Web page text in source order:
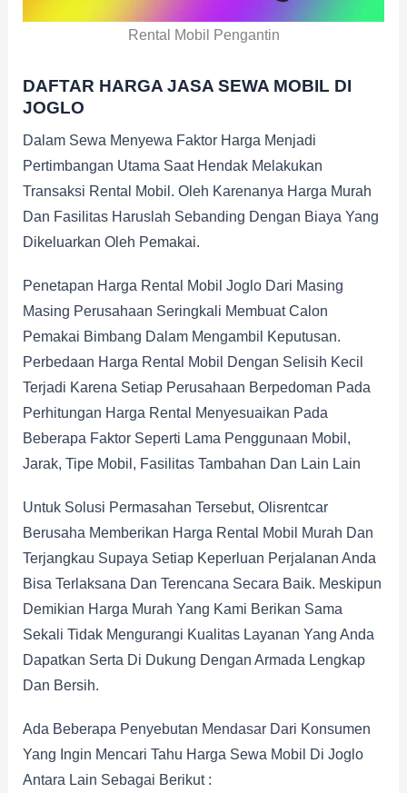
Rental Mobil Pengantin
DAFTAR HARGA JASA SEWA MOBIL DI
JOGLO
Dalam Sewa Menyewa Faktor Harga Menjadi
Pertimbangan Utama Saat Hendak Melakukan
Transaksi Rental Mobil. Oleh Karenanya Harga Murah
Dan Fasilitas Haruslah Sebanding Dengan Biaya Yang
Dikeluarkan Oleh Pemakai.
Penetapan Harga Rental Mobil Joglo Dari Masing
Masing Perusahaan Seringkali Membuat Calon
Pemakai Bimbang Dalam Mengambil Keputusan.
Perbedaan Harga Rental Mobil Dengan Selisih Kecil
Terjadi Karena Setiap Perusahaan Berpedoman Pada
Perhitungan Harga Rental Menyesuaikan Pada
Beberapa Faktor Seperti Lama Penggunaan Mobil,
Jarak, Tipe Mobil, Fasilitas Tambahan Dan Lain Lain
Untuk Solusi Permasahan Tersebut, Olisrentcar
Berusaha Memberikan Harga Rental Mobil Murah Dan
Terjangkau Supaya Setiap Keperluan Perjalanan Anda
Bisa Terlaksana Dan Terencana Secara Baik. Meskipun
Demikian Harga Murah Yang Kami Berikan Sama
Sekali Tidak Mengurangi Kualitas Layanan Yang Anda
Dapatkan Serta Di Dukung Dengan Armada Lengkap
Dan Bersih.
Ada Beberapa Penyebutan Mendasar Dari Konsumen
Yang Ingin Mencari Tahu Harga Sewa Mobil Di Joglo
Antara Lain Sebagai Berikut :